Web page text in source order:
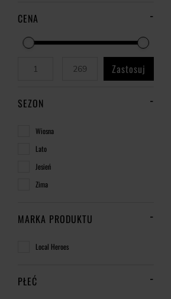
CENA
Zastosuj
SEZON
Wiosna
Lato
Jesień
Zima
MARKA PRODUKTU
Local Heroes
PŁEĆ